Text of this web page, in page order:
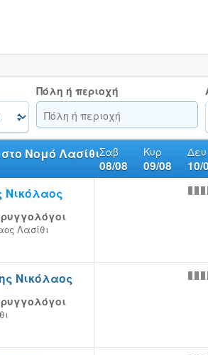
Πόλη ή περιοχή
Σαβ
08/08
Κυρ
09/08
Δευ
10/
Νομό Λασίθι
Νικόλαος
Λασίθι
Νικόλαος